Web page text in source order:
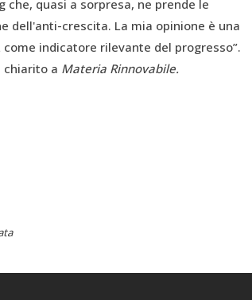
che, quasi a sorpresa, ne prende le
dell'anti-crescita. La mia opinione è una
indicatore rilevante del progresso”.
chiarito a Materia Rinnovabile.